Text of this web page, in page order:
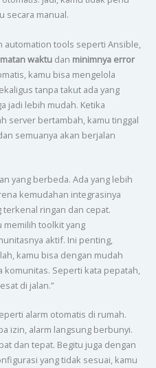
secara manual.
automation tools seperti Ansible,
waktudan minimnya error
kamu bisa mengelola
tanpa takut ada yang
jadi lebih mudah. Ketika
server bertambah, kamu tinggal
semuanya akan berjalan
yang berbeda. Ada yang lebih
kemudahan integrasinya
ringan dan cepat.
memilih toolkit yang
aktif. Ini penting,
kamu bisa dengan mudah
komunitas. Seperti kata pepatah,
di jalan.”
alarm otomatis di rumah.
izin, alarm langsung berbunyi.
dan tepat. Begitu juga dengan
yang tidak sesuai, kamu